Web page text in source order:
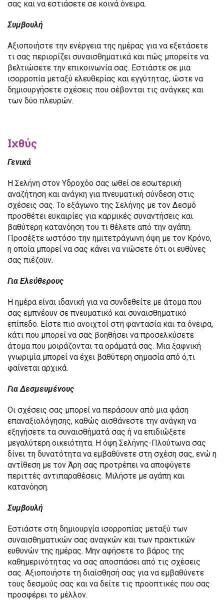
σας και να εστιάσετε σε κοινά όνειρα.
Συμβουλή
Αξιοποιήστε την ενέργεια της ημέρας για να εξετάσετε
τι σας περιορίζει συναισθηματικά και πώς μπορείτε να
βελτιώσετε την επικοινωνία σας. Εστιάστε σε μια
ισορροπία μεταξύ ελευθερίας και εγγύτητας, ώστε να
δημιουργήσετε σχέσεις που σέβονται τις ανάγκες και
των δύο πλευρών.
Ιχθύς
Γενικά
Η Σελήνη στον Υδροχόο σας ωθεί σε εσωτερική
αναζήτηση και ανάγκη για πνευματική σύνδεση στις
σχέσεις σας. Το εξάγωνο της Σελήνης με τον Δεσμό
προσθέτει ευκαιρίες για καρμικές συναντήσεις και
βαθύτερη κατανόηση του τι θέλετε από την αγάπη.
Προσέξτε ωστόσο την ημιτετράγωνη όψη με τον Κρόνο,
η οποία μπορεί να σας κάνει να νιώσετε ότι οι ευθύνες
σας πιέζουν.
Για Ελεύθερους
Η ημέρα είναι ιδανική για να συνδεθείτε με άτομα που
σας εμπνέουν σε πνευματικό και συναισθηματικό
επίπεδο. Είστε πιο ανοιχτοί στη φαντασία και τα όνειρα,
κάτι που μπορεί να σας βοηθήσει να προσελκύσετε
άτομα που μοιράζονται τα οράματά σας. Μια ξαφνική
γνωριμία μπορεί να έχει βαθύτερη σημασία από ό,τι
φαίνεται αρχικά.
Για Δεσμευμένους
Οι σχέσεις σας μπορεί να περάσουν από μια φάση
επαναξιολόγησης, καθώς αισθάνεστε την ανάγκη να
εξηγήσετε τα συναισθήματά σας ή να επιδιώξετε
μεγαλύτερη οικειότητα. Η όψη Σελήνης-Πλούτωνα σας
δίνει τη δυνατότητα να εμβαθύνετε στη σχέση σας, ενώ η
αντίθεση με τον Άρη σας προτρέπει να αποφύγετε
περιττές αντιπαραθέσεις. Μιλήστε με αγάπη και
κατανόηση.
Συμβουλή
Εστιάστε στη δημιουργία ισορροπίας μεταξύ των
συναισθηματικών σας αναγκών και των πρακτικών
ευθυνών της ημέρας. Μην αφήσετε το βάρος της
καθημερινότητας να σας αποσπάσει από τις σχέσεις
σας. Αξιοποιήστε τη διαίσθησή σας για να εμβαθύνετε
τους δεσμούς σας και να δείτε τις προοπτικές που σας
προσφέρει το μέλλον.